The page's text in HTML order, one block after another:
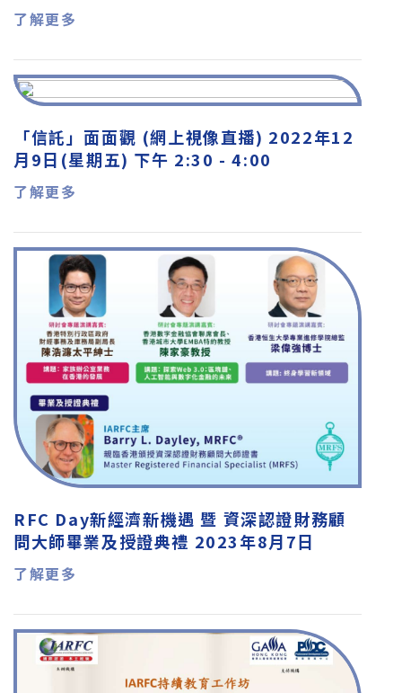
了解更多
「信託」面面觀 (網上視像直播) 2022年12
月9日(星期五) 下午 2:30 - 4:00
了解更多
RFC Day新經濟新機遇 暨 資深認證財務顧
問大師畢業及授證典禮 2023年8月7日
了解更多